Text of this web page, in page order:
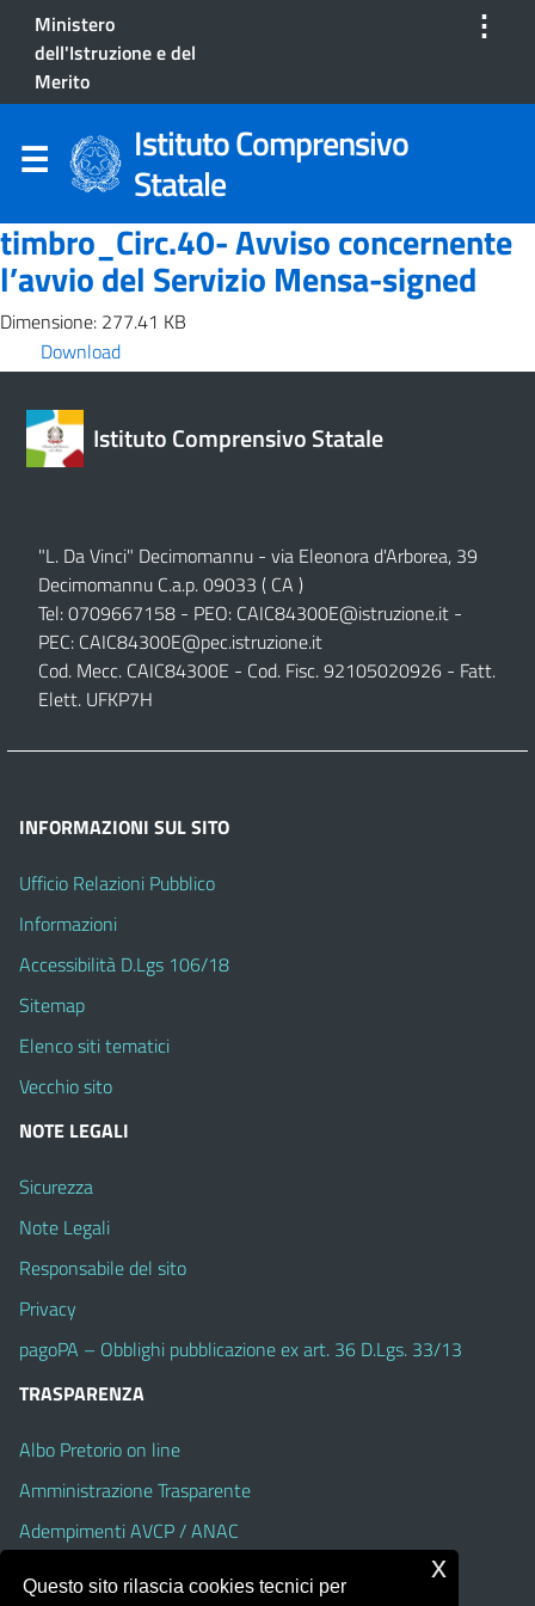
Ministero
dell'Istruzione e del
Merito
⋮
Istituto Comprensivo
Statale
timbro_Circ.40- Avviso concernente
l’avvio del Servizio Mensa-signed
Dimensione: 277.41 KB
Download
Istituto Comprensivo Statale
"L. Da Vinci" Decimomannu - via Eleonora d'Arborea, 39
Decimomannu C.a.p. 09033 ( CA )
Tel: 0709667158 - PEO: CAIC84300E@istruzione.it -
PEC: CAIC84300E@pec.istruzione.it
Cod. Mecc. CAIC84300E - Cod. Fisc. 92105020926 - Fatt.
Elett. UFKP7H
INFORMAZIONI SUL SITO
Ufficio Relazioni Pubblico
Informazioni
Accessibilità D.Lgs 106/18
Sitemap
Elenco siti tematici
Vecchio sito
NOTE LEGALI
Sicurezza
Note Legali
Responsabile del sito
Privacy
pagoPA – Obblighi pubblicazione ex art. 36 D.Lgs. 33/13
TRASPARENZA
Albo Pretorio on line
Amministrazione Trasparente
Adempimenti AVCP / ANAC
Questo sito rilascia cookies tecnici per
x